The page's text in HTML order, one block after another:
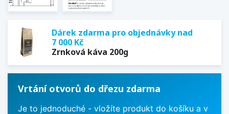
Dárek zdarma pro objednávky nad
7 000 Kč
Zrnková káva 200g
Vrtání otvorů do dřezu zdarma
Je to jednoduché - vložíte produkt do košíku a v